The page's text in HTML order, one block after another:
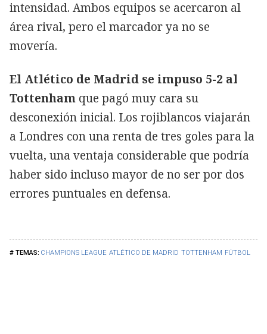
CHAMPIONS LEAGUE ATLÉTICO DE MADRID TOTTENHAM FÚTBOL
intensidad. Ambos equipos se acercaron al
área rival, pero el marcador ya no se
movería.
El Atlético de Madrid se impuso 5-2 al
Tottenham que pagó muy cara su
desconexión inicial. Los rojiblancos viajarán
a Londres con una renta de tres goles para la
vuelta, una ventaja considerable que podría
haber sido incluso mayor de no ser por dos
errores puntuales en defensa.